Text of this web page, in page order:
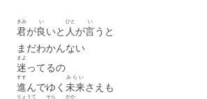
君
きみ
が良
い
いと 人
ひと
が言
い
うと
まだわかんない
迷
まよ
ってるの
進
すす
んでゆく 未来
みらい
さえも
りょうて そら かか